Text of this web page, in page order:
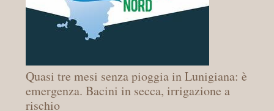
Quasi tre mesi senza pioggia in Lunigiana: è
emergenza. Bacini in secca, irrigazione a
rischio